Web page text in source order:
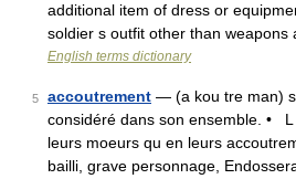
additional item of dress or
soldier s outfit other than weapons
English terms dictionary
5 accoutrement — (a kou tre man)
considéré dans son ensemble. •
leurs moeurs qu en leurs
bailli, grave personnage,